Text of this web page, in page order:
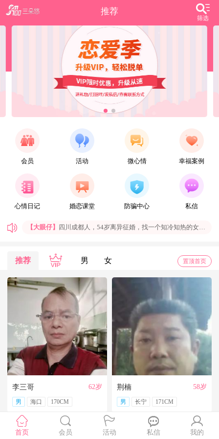
推荐
筛选
会员 活动 微心情 幸福案例
心情日记 婚恋课堂 防骗中心 私信
【大眼仔】
四川成都人，54岁离异征婚，找一个知冷知热的女人结婚过日子，非诚勿扰
【一米阳光】
上海征婚，找一位条件好点、能结婚的伴侣成家
【玉兰花】 山东济南本人，离异带一女儿，大龄男征婚，非诚勿扰。
【红玫】你再不来，我都老啦，个人诚征婚，限广西南宁
【乐园】湖北蕲春离异大龄女征婚，找一个蕲春的、60岁上下的男士结婚，共同过日子，不诚勿扰
【携手到老】今天开通钻石会员了，给我来信吧，我能看到你的联系方式哦
【铭铭】
40岁未婚上海杨浦男征婚，外地人或者上海人都可以，不介意是否离异，三观合适即可，速与我联系。
【任子君】现居深圳罗湖区，44岁，离异，在深圳工作，找一个大方、善良，会疼爱人的女子做老婆，希望​‌‌能在这里遇见你，非诚勿扰。
【张小英】想找一个心动的人
推荐 男 女 置顶首页
李三哥 62岁
男 海口 170CM
荆楠 58岁
男 长宁 171CM
首页 会员 活动 私信 我的